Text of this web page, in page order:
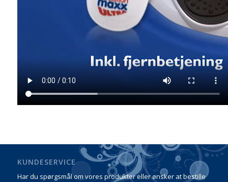
KUNDESERVICE
Har du spørgsmål om vores produkter eller ønsker at bestille